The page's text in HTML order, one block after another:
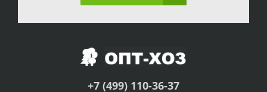
+7 (499) 110-36-37